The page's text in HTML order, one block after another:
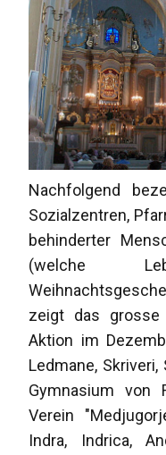
Nachfolgend
Sozialzentren,
behinderter
(welche
zeigt das grosse
Aktion im
Ledmane,
Gymnasium von
Verein
Indra, Indrica,